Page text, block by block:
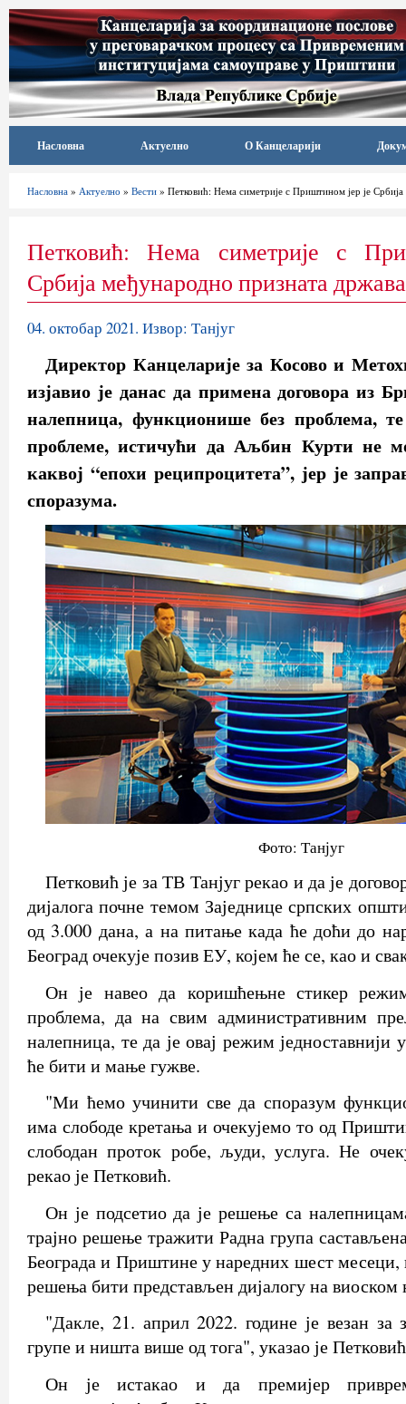
Насловна Актуелно О Канцеларији
Насловна » Актуелно » Вести » Петковић: Нема симетрије с Приштином јер је
Петковић: Нема симетрије с
Србија међународно призната држава
04. октобар 2021. Извор: Танјуг
Директор Канцеларије за Косово и
изјавио је данас да примена договора из
налепница, функционише без проблема,
проблеме, истичући да Аљбин Курти не
каквој “епохи реципроцитета”, јер је
споразума.
Фото: Танјуг
Петковић је за ТВ Танјуг рекао и да је
дијалога почне темом Заједнице српских
од 3.000 дана, а на питање када ће доћи до
Београд очекује позив ЕУ, којем ће се, као и
Он је навео да коришћењне стикер
проблема, да на свим административним
налепница, те да је овај режим једноставнији
ће бити и мање гужве.
"Ми ћемо учинити све да споразум
има слободе кретања и очекујемо то од
слободан проток робе, људи, услуга. Не
рекао је Петковић.
Он је подсетио да је решење са
трајно решење тражити Радна група
Београда и Приштине у наредних шест месеци,
решења бити представљен дијалогу на виоском
"Дакле, 21. април 2022. године је везан за
групе и ништа више од тога", указао је
Он је истакао и да премијер